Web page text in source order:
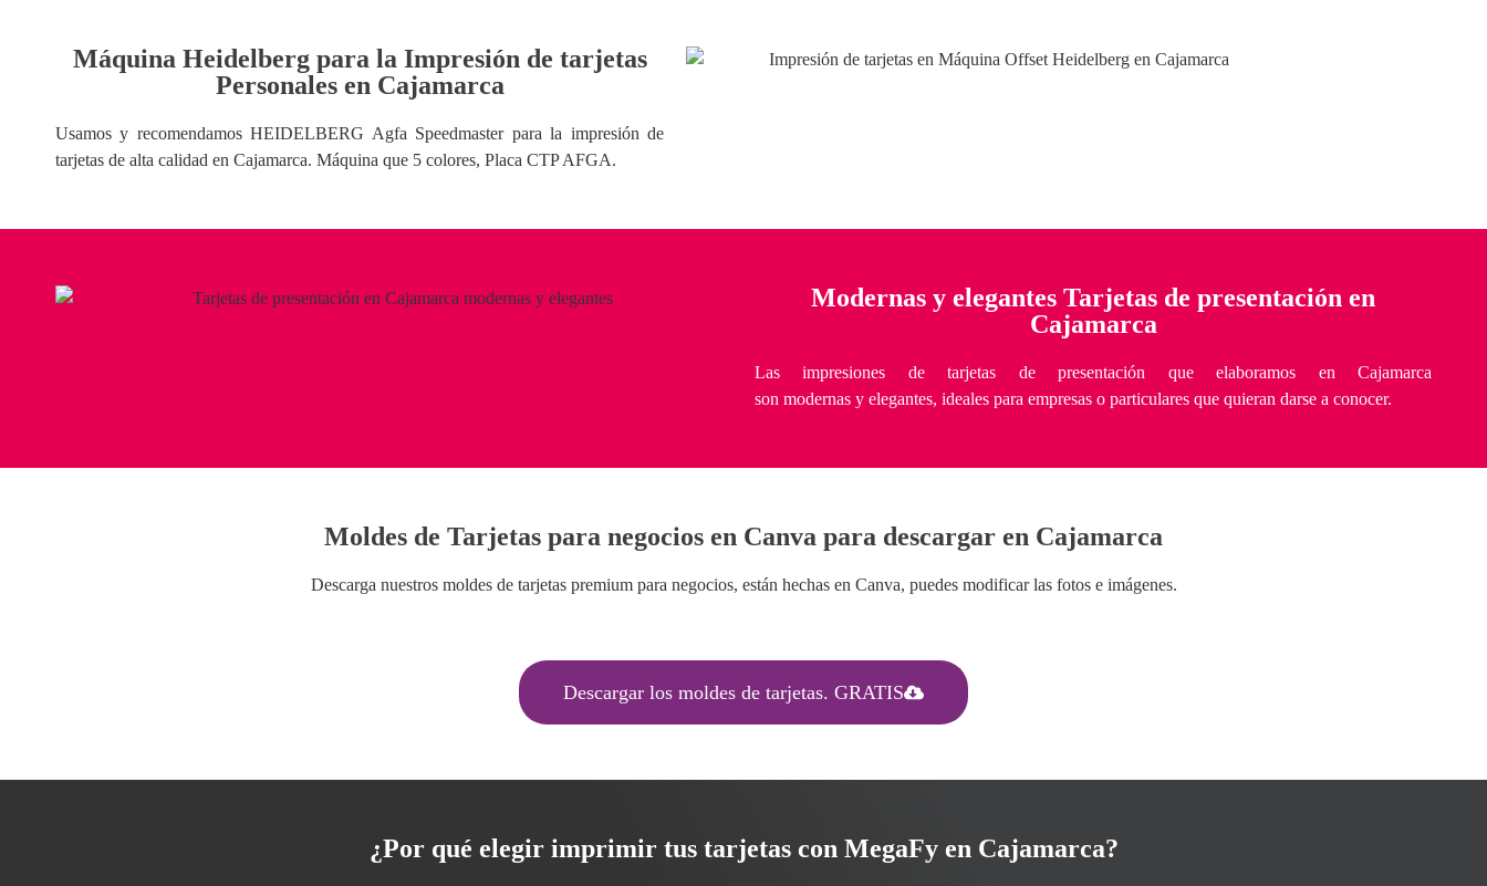
Máquina Heidelberg para la Impresión de tarjetas
Personales en Cajamarca
Usamos y recomendamos HEIDELBERG Agfa Speedmaster para la impresión de
tarjetas de alta calidad en Cajamarca. Máquina que 5 colores, Placa CTP AFGA.
Modernas y elegantes Tarjetas de presentación en
Cajamarca
Las impresiones de tarjetas de presentación que elaboramos en Cajamarca
son modernas y elegantes, ideales para empresas o particulares que quieran darse a conocer.
Moldes de Tarjetas para negocios en Canva para descargar en Cajamarca
Descarga nuestros moldes de tarjetas premium para negocios, están hechas en Canva, puedes modificar las fotos e imágenes.
Descargar los moldes de tarjetas. GRATIS
¿Por qué elegir imprimir tus tarjetas con MegaFy en Cajamarca?